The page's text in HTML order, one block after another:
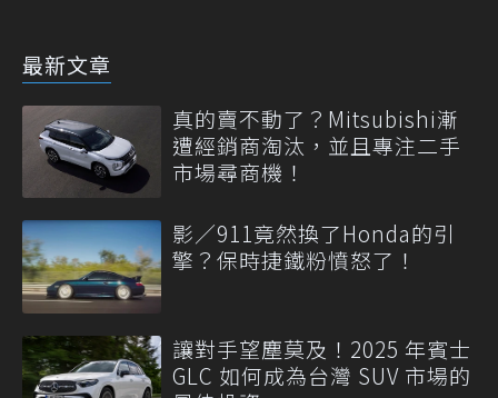
最新文章
真的賣不動了？Mitsubishi漸
遭經銷商淘汰，並且專注二手
市場尋商機！
影／911竟然換了Honda的引
擎？保時捷鐵粉憤怒了！
讓對手望塵莫及！2025 年賓士
GLC 如何成為台灣 SUV 市場的